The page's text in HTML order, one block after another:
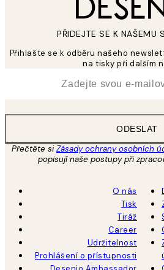
PŘIDEJTE SE K NAŠEMU
Přihlašte se k odběru našeho
na tisky při dalším
ODESLAT
Přečtěte siZásady ochrany osobních
popisují naše postupy při
O nás
Tisk
Tiráž
Career
Udržitelnost
Prohlášení o přístupnosti